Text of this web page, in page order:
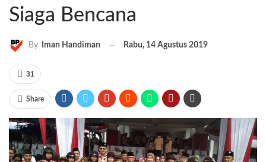
Siaga Bencana
By Iman Handiman Rabu, 14 Agustus 2019
31
Share